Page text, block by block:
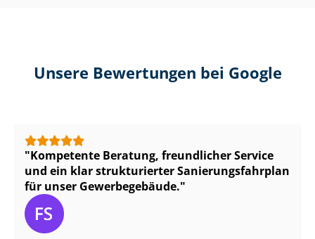
Unsere Bewertungen bei Google
Kompetente Beratung, freundlicher Service
und ein klar strukturierter Sa­nie­rungs­fahr­plan
für unser Gewerbegebäude.